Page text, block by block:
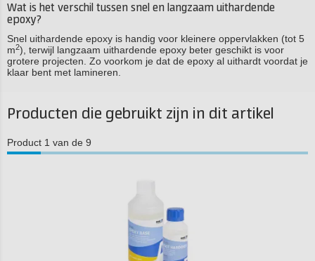
Wat is het verschil tussen snel en langzaam uithardende
epoxy?
Snel uithardende epoxy is handig voor kleinere oppervlakken (tot 5
m2), terwijl langzaam uithardende epoxy beter geschikt is voor
grotere projecten. Zo voorkom je dat de epoxy al uithardt voordat je
klaar bent met lamineren.
Producten die gebruikt zijn in dit artikel
Product 1 van de 9